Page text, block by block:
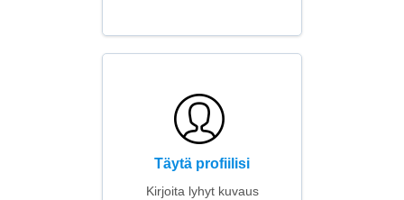
Täytä profiilisi
Kirjoita lyhyt kuvaus